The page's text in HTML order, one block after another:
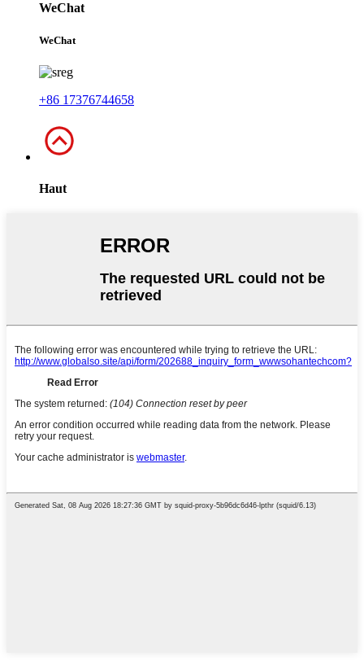
WeChat
WeChat
+86 17376744658
Haut